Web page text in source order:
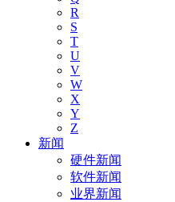
R
S
T
U
V
W
X
Y
Z
新闻
硬件新闻
软件新闻
业界新闻